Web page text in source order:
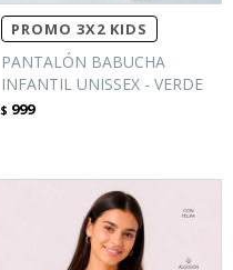
PROMO 3X2 KIDS
PANTALÓN BABUCHA
INFANTIL UNISSEX - VERDE
$ 999